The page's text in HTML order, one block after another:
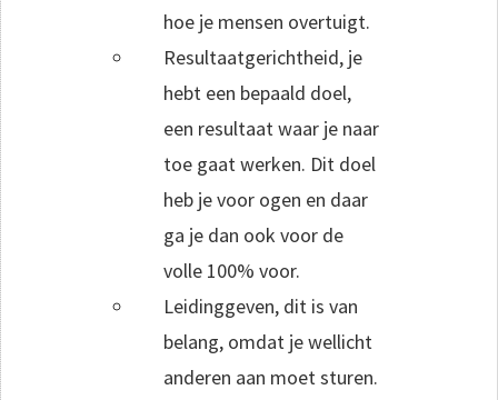
hoe je mensen overtuigt.
Resultaatgerichtheid, je
hebt een bepaald doel,
een resultaat waar je naar
toe gaat werken. Dit doel
heb je voor ogen en daar
ga je dan ook voor de
volle 100% voor.
Leidinggeven, dit is van
belang, omdat je wellicht
anderen aan moet sturen.